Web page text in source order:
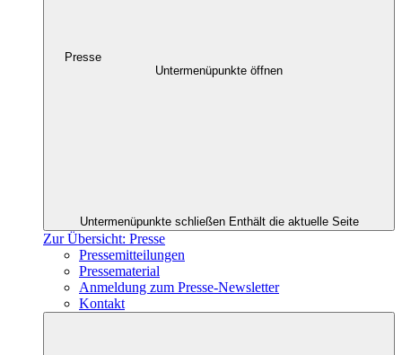
Presse
Untermenüpunkte öffnen
Untermenüpunkte schließen Enthält die aktuelle Seite
Zur Übersicht: Presse
Pressemitteilungen
Pressematerial
Anmeldung zum Presse-Newsletter
Kontakt